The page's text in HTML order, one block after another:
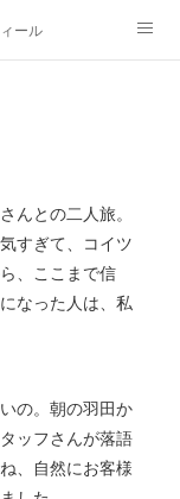
ール
んとの二人旅。
すぎて、コイツ
、ここまで信
なった人は、私
の。朝の羽田か
ッフさんが落語
、自然にお客様